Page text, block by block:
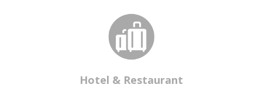
Hotel & Restaurant